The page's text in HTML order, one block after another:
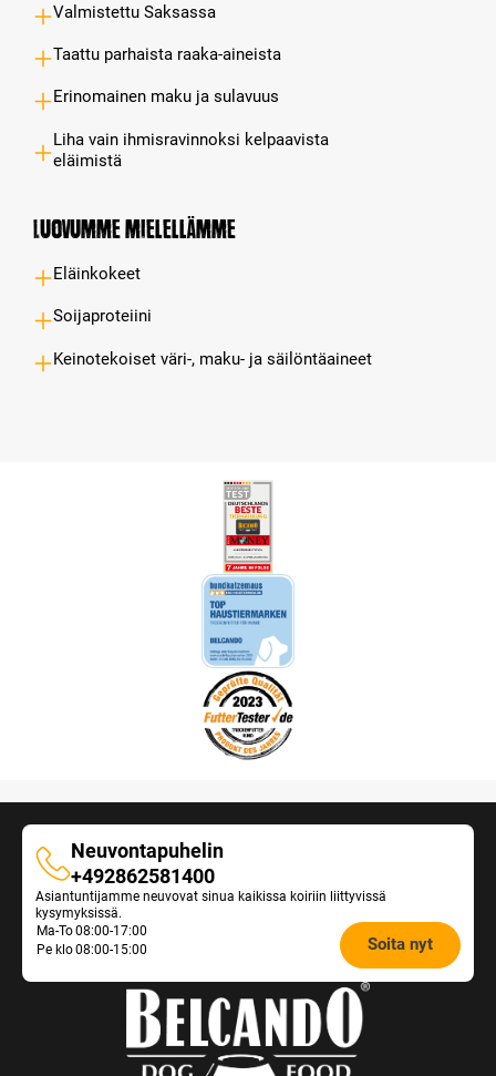
Valmistettu Saksassa
Taattu parhaista raaka-aineista
Erinomainen maku ja sulavuus
Liha vain ihmisravinnoksi kelpaavista
eläimistä
Luovumme mielellämme
Eläinkokeet
Soijaproteiini
Keinotekoiset väri-, maku- ja säilöntäaineet
Neuvontapuhelin
Neuvontapuhelin
+492862581400
Asiantuntijamme neuvovat sinua kaikissa koiriin liittyvissä
kysymyksissä.
Opening
Ma-To08:00-17:00
Pe klo08:00-15:00 Soita nyt